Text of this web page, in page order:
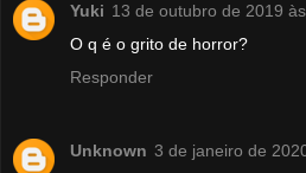
Yuki 13 de outubro de 2019
O q é o grito de horror?
Responder
Unknown 3 de janeiro de